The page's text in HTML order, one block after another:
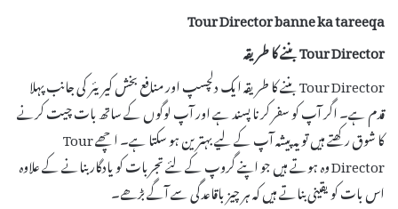
Tour Director banne ka tareeqa
Tour Director بننے کا طریقہ
Tour Director بننے کا طریقہ ایک دلچسپ اور منافع بخش کیریئر کی جانب پہلا
قدم ہے۔ اگر آپ کو سفر کرنا پسند ہے اور آپ لوگوں کے ساتھ بات چیت کرنے
کا شوق رکھتے ہیں تو یہ پیشہ آپ کے لیے بہترین ہو سکتا ہے۔ اچھے Tour
Director وہ ہوتے ہیں جو اپنے گروپ کے لئے تجربات کو یادگار بنانے کے علاوہ
اس بات کو یقینی بناتے ہیں کہ ہر چیز باقاعدگی سے آگے بڑھے۔